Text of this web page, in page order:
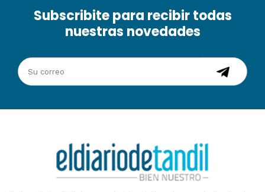
Subscribite para recibir todas
nuestras novedades